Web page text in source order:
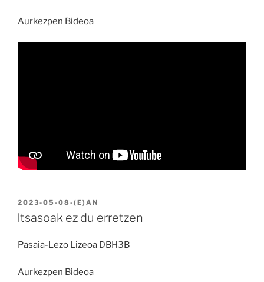
Aurkezpen Bideoa
2023-05-08-(E)AN
Itsasoak ez du erretzen
Pasaia-Lezo Lizeoa DBH3B
Aurkezpen Bideoa